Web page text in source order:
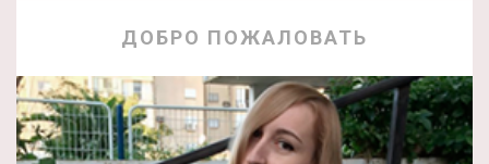
ДОБРО ПОЖАЛОВАТЬ